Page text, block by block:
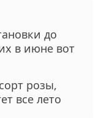
до
в июне вот
розы,
все лето